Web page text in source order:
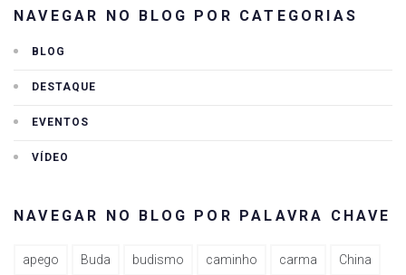
NAVEGAR NO BLOG POR CATEGORIAS
BLOG
DESTAQUE
EVENTOS
VÍDEO
NAVEGAR NO BLOG POR PALAVRA CHAVE
apego Buda budismo caminho carma China